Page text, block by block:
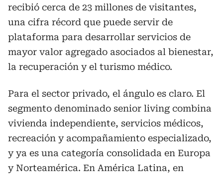
recibió cerca de 23 millones de visitantes,
una cifra récord que puede servir de
plataforma para desarrollar servicios de
mayor valor agregado asociados al bienestar,
la recuperación y el turismo médico.
Para el sector privado, el ángulo es claro. El
segmento denominado senior living combina
vivienda independiente, servicios médicos,
recreación y acompañamiento especializado,
y ya es una categoría consolidada en Europa
y Norteamérica. En América Latina, en